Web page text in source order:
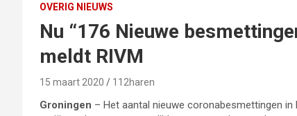
OVERIG NIEUWS
Nu “176 Nieuwe
meldt RIVM
15 maart 2020 112haren
Groningen – Het aantal nieuwe coronabesmettingen